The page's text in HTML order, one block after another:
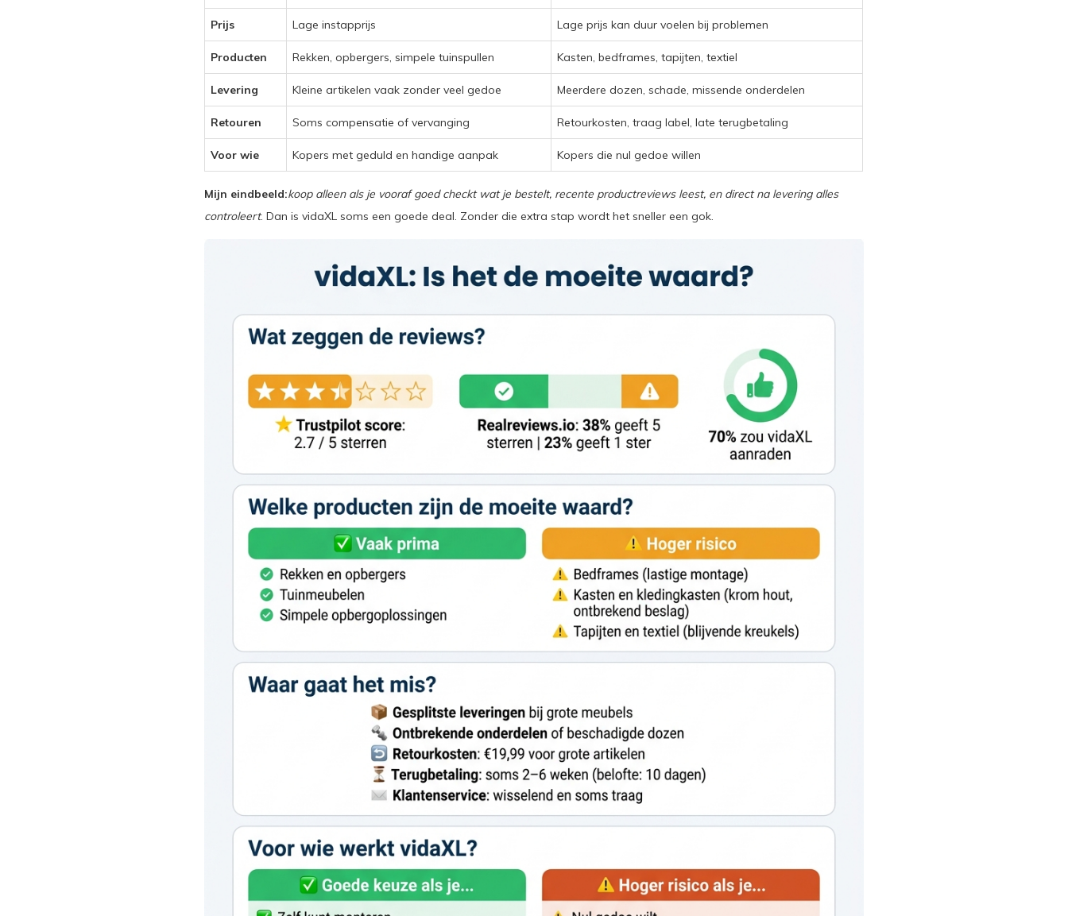
Prijs Lage instapprijs Lage prijs kan duur voelen bij problemen
Producten Rekken, opbergers, simpele tuinspullen Kasten, bedframes, tapijten, textiel
Levering Kleine artikelen vaak zonder veel gedoe Meerdere dozen, schade, missende onderdelen
Retouren Soms compensatie of vervanging Retourkosten, traag label, late terugbetaling
Voor wie Kopers met geduld en handige aanpak Kopers die nul gedoe willen
Mijn eindbeeld:koop alleen als je vooraf goed checkt wat je bestelt, recente productreviews leest, en direct na levering alles
controleert. Dan is vidaXL soms een goede deal. Zonder die extra stap wordt het sneller een gok.